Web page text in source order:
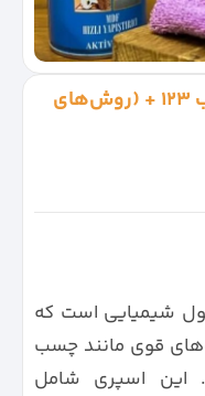
نحوه استفاده اسپری حلال چسب ۱۲۳ + (روش‌های
شیمیایی است که
قوی مانند چسب
اسپری شامل